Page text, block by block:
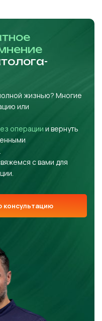
жизнью? Многие
или
операции и вернуть
с вами для
консультацию